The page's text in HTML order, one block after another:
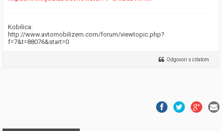
Kobilica:
http://www.avtomobilizem.com/forum/viewtopic.php?
f=7&t=88076&start=0
Odgovori s citatom